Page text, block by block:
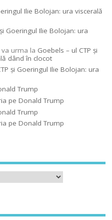
Ilie Bolojan: ura viscerală
Goeringul Ilie Bolojan: ura
va urma la Goebels – ul CTP şi
dând în clocot
şi Goeringul Ilie Bolojan: ura
Trump
pe Donald Trump
Trump
pe Donald Trump